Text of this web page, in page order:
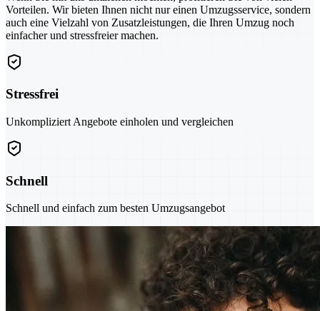
Vorteilen. Wir bieten Ihnen nicht nur einen Umzugsservice, sondern
auch eine Vielzahl von Zusatzleistungen, die Ihren Umzug noch
einfacher und stressfreier machen.
Stressfrei
Unkompliziert Angebote einholen und vergleichen
Schnell
Schnell und einfach zum besten Umzugsangebot